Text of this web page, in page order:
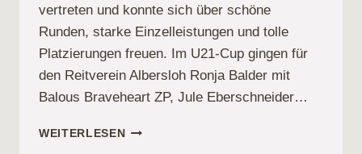
vertreten und konnte sich über schöne
Runden, starke Einzelleistungen und tolle
Platzierungen freuen. Im U21-Cup gingen für
den Reitverein Albersloh Ronja Balder mit
Balous Braveheart ZP, Jule Eberschneider…
WEITERLESENERFOLGREICHE